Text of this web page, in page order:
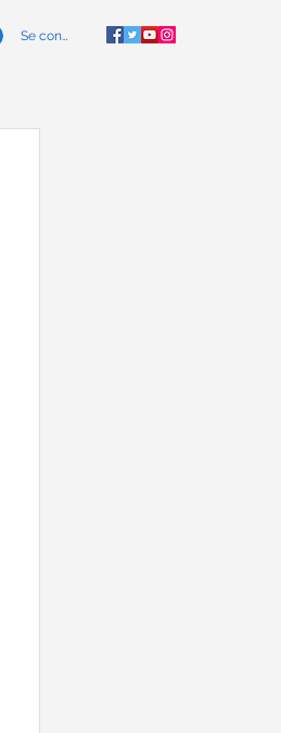
Se connecter